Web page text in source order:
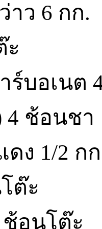
าว 6 กก.
ะ
ร์บอเนต
4 ช้อนชา
ง 1/2 ก
ต๊ะ
ช้อนโต๊ะ